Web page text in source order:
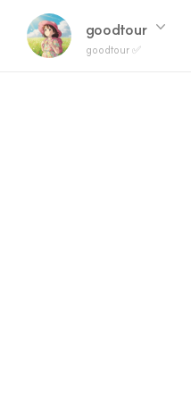
goodtour
goodtour ✅